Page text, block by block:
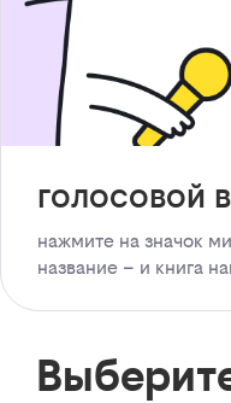
голосовой
нажмите на значок
название – и книга